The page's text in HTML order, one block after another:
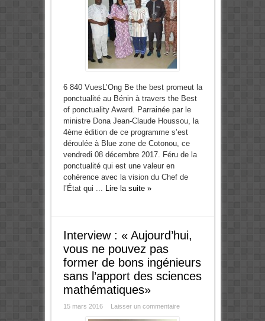
6 840 VuesL’Ong Be the best promeut la
ponctualité au Bénin à travers the Best
of ponctuality Award. Parrainée par le
ministre Dona Jean-Claude Houssou, la
4ème édition de ce programme s’est
déroulée à Blue zone de Cotonou, ce
vendredi 08 décembre 2017. Féru de la
ponctualité qui est une valeur en
cohérence avec la vision du Chef de
l’État qui ... Lire la suite »
Interview : « Aujourd’hui,
vous ne pouvez pas
former de bons ingénieurs
sans l’apport des sciences
mathématiques»
15 mars 2016 Laisser un commentaire